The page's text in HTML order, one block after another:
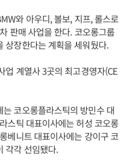
와 아우디, 볼보, 지프, 롤스로
판매 사업을 한다. 코오롱그룹
상장한다는 계획을 세워뒀다.
업 계열사 3곳의 최고경영자(CE
코오롱플라스틱의 방민수 대
스틱 대표이사에는 허성 코오롱
베니트 대표이사에는 강이구 코
각각 선임됐다.